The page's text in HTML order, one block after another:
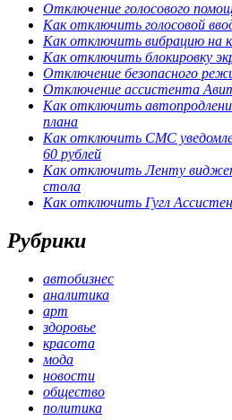
Отключение голосового
Как отключить голосовой
Как отключить вибрацию на
Как отключить блокировку
Отключение безопасного
Отключение ассистента
Как отключить
плана
Как отключить СМС
60 рублей
Как отключить Ленту
стола
Как отключить Гугл
Рубрики
автобизнес
аналитика
арт
здоровье
красота
мода
новости
общество
политика